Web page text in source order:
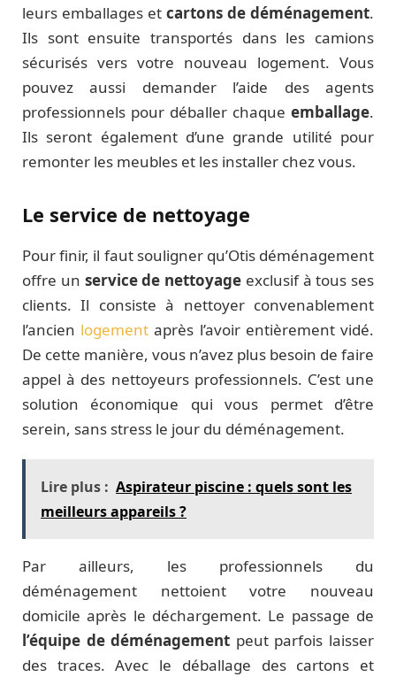
leurs emballages et cartons de déménagement.
Ils sont ensuite transportés dans les camions
sécurisés vers votre nouveau logement. Vous
pouvez aussi demander l’aide des agents
professionnels pour déballer chaque emballage.
Ils seront également d’une grande utilité pour
remonter les meubles et les installer chez vous.
Le service de nettoyage
Pour finir, il faut souligner qu’Otis déménagement
offre un service de nettoyage exclusif à tous ses
clients. Il consiste à nettoyer convenablement
l’ancien logement après l’avoir entièrement vidé.
De cette manière, vous n’avez plus besoin de faire
appel à des nettoyeurs professionnels. C’est une
solution économique qui vous permet d’être
serein, sans stress le jour du déménagement.
Lire plus : Aspirateur piscine : quels sont les
meilleurs appareils ?
Par ailleurs, les professionnels du
déménagement nettoient votre nouveau
domicile après le déchargement. Le passage de
l’équipe de déménagement peut parfois laisser
des traces. Avec le déballage des cartons et